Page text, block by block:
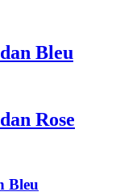
Bleu
Rose
Bleu